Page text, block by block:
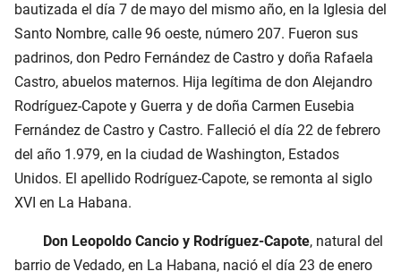
bautizada el día 7 de mayo del mismo año, en la Iglesia del
Santo Nombre, calle 96 oeste, número 207. Fueron sus
padrinos, don Pedro Fernández de Castro y doña Rafaela
Castro, abuelos maternos. Hija legítima de don Alejandro
Rodríguez-Capote y Guerra y de doña Carmen Eusebia
Fernández de Castro y Castro. Falleció el día 22 de febrero
del año 1.979, en la ciudad de Washington, Estados
Unidos. El apellido Rodríguez-Capote, se remonta al siglo
XVI en La Habana.
Don Leopoldo Cancio y Rodríguez-Capote, natural del
barrio de Vedado, en La Habana, nació el día 23 de enero